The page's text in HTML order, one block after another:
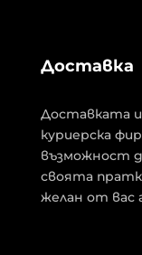
Доставка
Доставката
куриерска
възможност
своята
желан от вас